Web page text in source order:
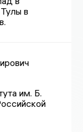
в
им. Б.